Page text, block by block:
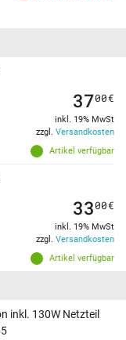
Artikel verfügbar
3700€
inkl. 19% MwSt
zzgl. Versandkosten
Artikel verfügbar
3300€
inkl. 19% MwSt
zzgl. Versandkosten
inkl. 130W Netzteil